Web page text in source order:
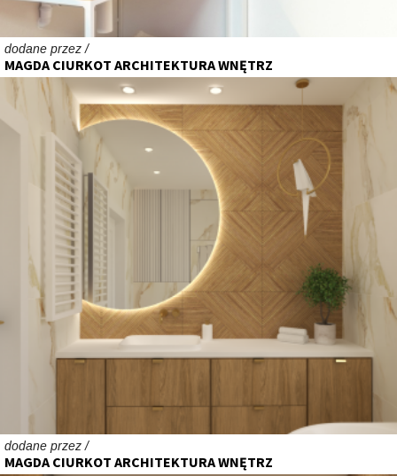
dodane przez /
MAGDA CIURKOT ARCHITEKTURA WNĘTRZ
dodane przez /
MAGDA CIURKOT ARCHITEKTURA WNĘTRZ